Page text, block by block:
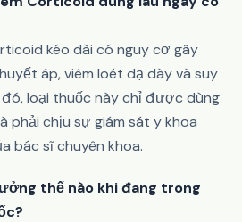
kéo dài có nguy cơ gây
áp, viêm loét dạ dày và suy
đó, loại thuốc này chỉ được dùng
phải chịu sự giám sát y khoa
bác sĩ chuyên khoa.
thế nào khi đang trong